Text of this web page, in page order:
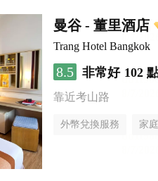
曼谷 - 董里酒店
Trang Hotel Bangkok
8.5 非常好 102
靠近考山路
外幣兌換服務 家